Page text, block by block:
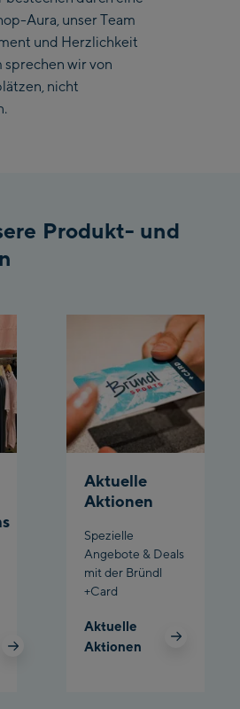
Aura, unser Team
und Herzlichkeit
sprechen wir von
nicht
Produkt- und
Aktuelle
Aktionen
Spezielle
Angebote & Deals
mit der Bründl
+Card
Aktuelle
Aktionen